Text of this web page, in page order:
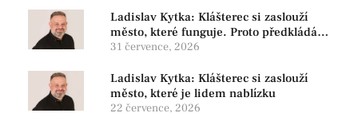
Ladislav Kytka: Klášterec si zaslouží
město, které funguje. Proto předkládáme
program, který řeší skutečné problémy
31 července, 2026
Ladislav Kytka: Klášterec si zaslouží
město, které je lidem nablízku
22 července, 2026